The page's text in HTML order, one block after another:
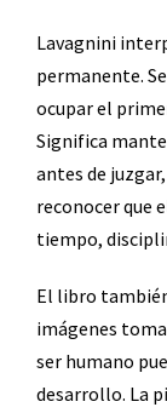
Lavagnini
permanente.
ocupar el
Significa
antes de
reconocer que
tiempo,
El libro
imágenes
ser humano
desarrollo. La